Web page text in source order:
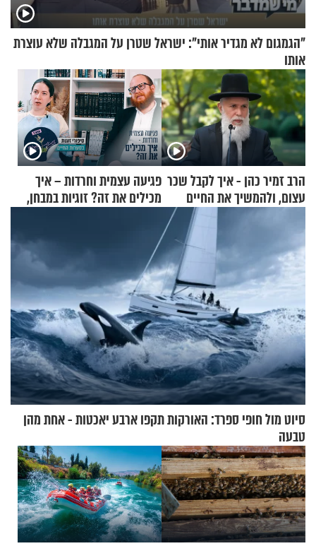
"הגמגום לא מגדיר אותי": ישראל שטרן על המגבלה שלא עוצרת
אותו
הרב זמיר כהן - איך לקבל שכר
עצום, ולהמשיך את החיים
פגיעה עצמית וחרדות – איך
מכילים את זה? זוגיות במבחן,
סיוט מול חופי ספרד: האורקות תקפו ארבע יאכטות - אחת מהן
טבעה